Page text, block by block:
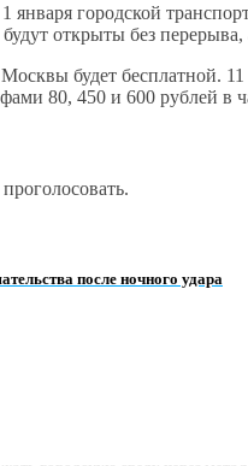
января городской
открыты без
будет бесплатной.
80, 450 и 600 рублей в
после ночного удара